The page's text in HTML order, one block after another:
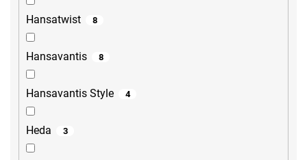
Hansatwist 8
Hansavantis 8
Hansavantis Style 4
Heda 3